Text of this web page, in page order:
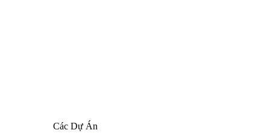
Các Dự Án